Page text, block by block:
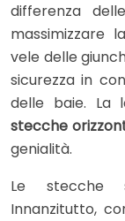
differenza
massimizzare
vele delle
sicurezza in
delle baie. La
stecche
genialità.
Le stecche
Innanzitutto,